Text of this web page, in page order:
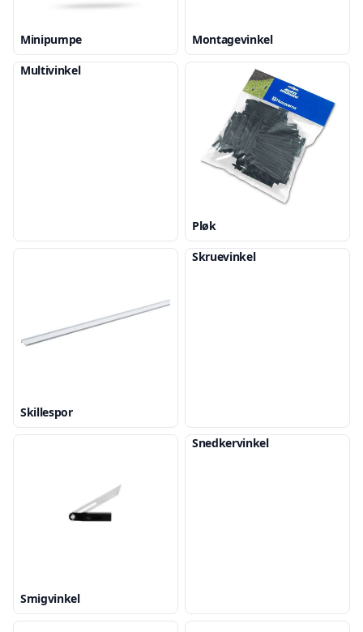
Minipumpe
Montagevinkel
Multivinkel
Pløk
Skillespor
Skruevinkel
Smigvinkel
Snedkervinkel